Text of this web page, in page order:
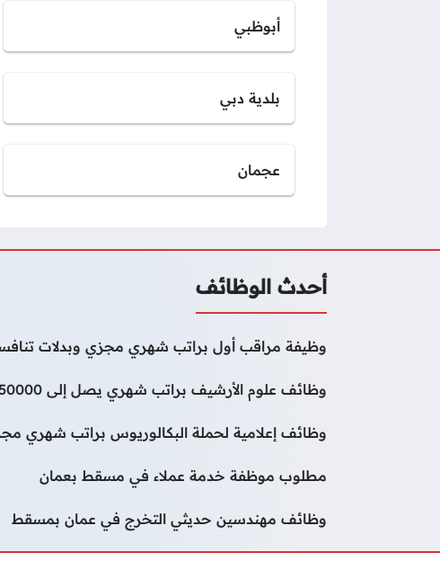
أبوظبي
بلدية دبي
عجمان
أحدث الوظائف
وظيفة مراقب أول براتب شهري مجزي وبدلات
وظائف علوم الأرشيف براتب شهري يصل إلى 50000 درهم
وظائف إعلامية لحملة البكالوريوس براتب شهري
مطلوب موظفة خدمة عملاء في مسقط بعمان
وظائف مهندسين حديثي التخرج في عمان بمسقط